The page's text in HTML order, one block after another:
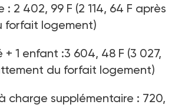
: 2 402, 99 F (2 114, 64 F après
forfait logement)
1 enfant :3 604, 48 F (3 027,
du forfait logement)
charge supplémentaire : 720,